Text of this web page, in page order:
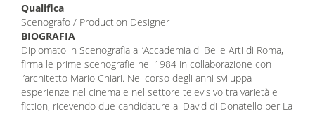
Qualifica
Scenografo / Production Designer
BIOGRAFIA
Diplomato in Scenografia all’Accademia di Belle Arti di Roma,
firma le prime scenografie nel 1984 in collaborazione con
l’architetto Mario Chiari. Nel corso degli anni sviluppa
esperienze nel cinema e nel settore televisivo tra varietà e
fiction, ricevendo due candidature al David di Donatello per La